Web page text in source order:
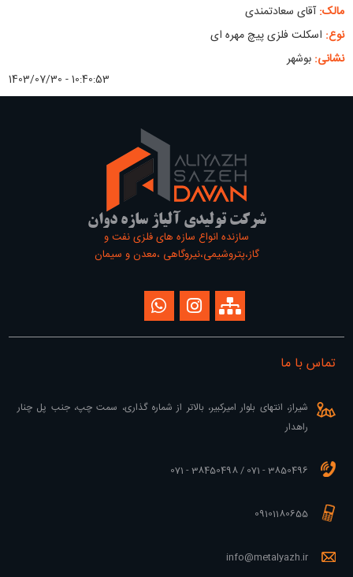
مالک:آقای سعادتمندی
نوع: اسکلت فلزی پیچ مهره ای
نشانی: بوشهر
1403/07/30 - 10:40:53
شرکت تولیدی آلیاژ سازه دوان
سازنده انواع سازه های فلزی نفت و
گاز،پتروشیمی،نیروگاهی ،معدن و سیمان
تماس با ما
شیراز، انتهای بلوار امیرکبیر، بالاتر از شماره گذاری، سمت چپ، جنب پل چنار
راهدار
3850496 - 071 / 38450498 - 071
09101180655
info@metalyazh.ir